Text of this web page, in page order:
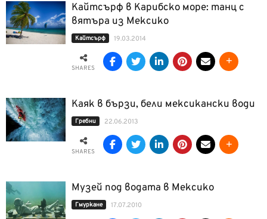
Кайтсърф в Карибско море: танц с
вятъра из Мексико
Кайтсърф 19.03.2014
SHARES
Каяк в бързи, бели мексикански води
Гребни 22.06.2013
SHARES
Музей под водата в Мексико
Гмуркане 17.07.2010